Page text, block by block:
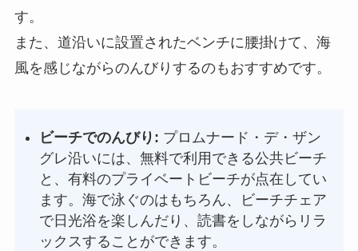
す。
また、道沿いに設置されたベンチに腰掛けて、海
風を感じながらのんびりするのもおすすめです。
ビーチでのんびり: プロムナード・デ・ザン
グレ沿いには、無料で利用できる公共ビーチ
と、有料のプライベートビーチが点在してい
ます。海で泳ぐのはもちろん、ビーチチェア
で日光浴を楽しんだり、読書をしながらリラ
ックスすることができます。